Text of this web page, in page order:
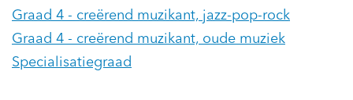
Graad 4 - creërend muzikant, jazz-pop-rock
Graad 4 - creërend muzikant, oude muziek
Specialisatiegraad